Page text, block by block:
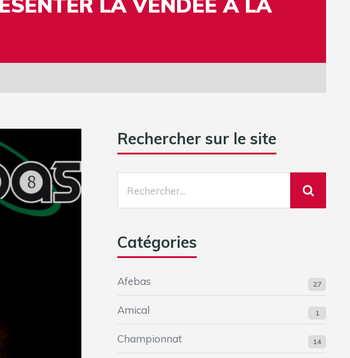
Rechercher sur le site
Catégories
Afebas 27
Amical 1
Championnat 14